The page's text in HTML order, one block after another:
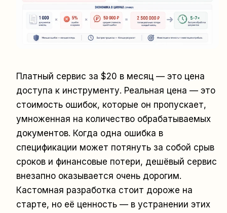
Платный сервис за $20 в месяц — это цена
доступа к инструменту. Реальная цена — это
стоимость ошибок, которые он пропускает,
умноженная на количество обрабатываемых
документов. Когда одна ошибка в
спецификации может потянуть за собой срыв
сроков и финансовые потери, дешёвый сервис
внезапно оказывается очень дорогим.
Кастомная разработка стоит дороже на
старте, но её ценность — в устранении этих